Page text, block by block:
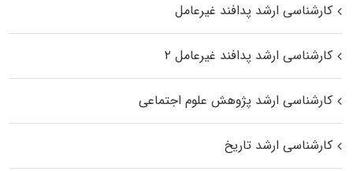
کارشناسی ارشد پدافند غیرعامل
کارشناسی ارشد پدافند غیرعامل ۲
کارشناسی ارشد پژوهش علوم اجتماعی
کارشناسی ارشد تاریخ